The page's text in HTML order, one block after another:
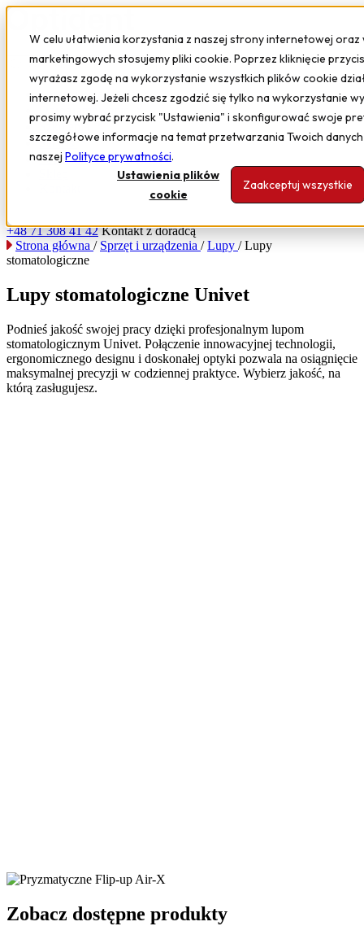
W celu ułatwienia korzystania z naszej strony internetowej oraz
marketingowych stosujemy pliki cookie. Poprzez kliknięcie
wyrażasz zgodę na wykorzystanie wszystkich plików cookie
internetowej. Jeżeli chcesz zgodzić się tylko na wykorzystanie
prosimy wybrać przycisk "Ustawienia" i skonfigurować swoje
szczegółowe informacje na temat przetwarzania Twoich
naszej Polityce prywatności.
Ustawienia plików
cookie
Zaakceptuj wszystkie
Sprzęt i urządzenia
Oprogramowanie
Szkolenia
Serwis
Poznaj nas
+48 71 308 41 42 Kontakt z doradcą
Strona główna / Sprzęt i urządzenia / Lupy / Lupy
stomatologiczne
Lupy stomatologiczne Univet
Podnieś jakość swojej pracy dzięki profesjonalnym lupom
stomatologicznym Univet. Połączenie innowacyjnej technologii,
ergonomicznego designu i doskonałej optyki pozwala na osiągnięcie
maksymalnej precyzji w codziennej praktyce. Wybierz jakość, na
którą zasługujesz.
Zobacz dostępne produkty